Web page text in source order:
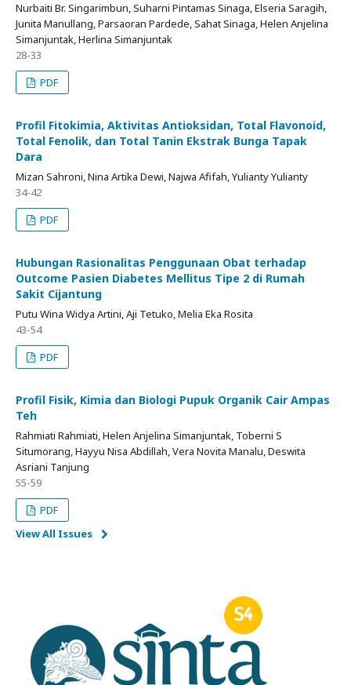
Nurbaiti Br. Singarimbun, Suharni Pintamas Sinaga, Elseria Saragih,
Junita Manullang, Parsaoran Pardede, Sahat Sinaga, Helen Anjelina
Simanjuntak, Herlina Simanjuntak
28-33
PDF
Profil Fitokimia, Aktivitas Antioksidan, Total Flavonoid,
Total Fenolik, dan Total Tanin Ekstrak Bunga Tapak
Dara
Mizan Sahroni, Nina Artika Dewi, Najwa Afifah, Yulianty Yulianty
34-42
PDF
Hubungan Rasionalitas Penggunaan Obat terhadap
Outcome Pasien Diabetes Mellitus Tipe 2 di Rumah
Sakit Cijantung
Putu Wina Widya Artini, Aji Tetuko, Melia Eka Rosita
43-54
PDF
Profil Fisik, Kimia dan Biologi Pupuk Organik Cair Ampas
Teh
Rahmiati Rahmiati, Helen Anjelina Simanjuntak, Toberni S
Situmorang, Hayyu Nisa Abdillah, Vera Novita Manalu, Deswita
Asriani Tanjung
55-59
PDF
View All Issues